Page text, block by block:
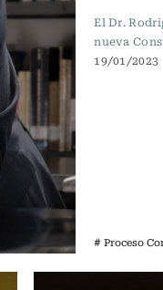
El Dr.
nueva
19/01/2023
# Proceso